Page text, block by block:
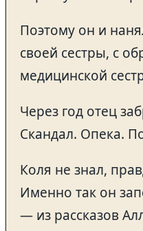
Поэтому он и
своей сестры, с
медицинской
Через год отец
Скандал. Опека.
Коля не знал,
Именно так он
— из рассказов